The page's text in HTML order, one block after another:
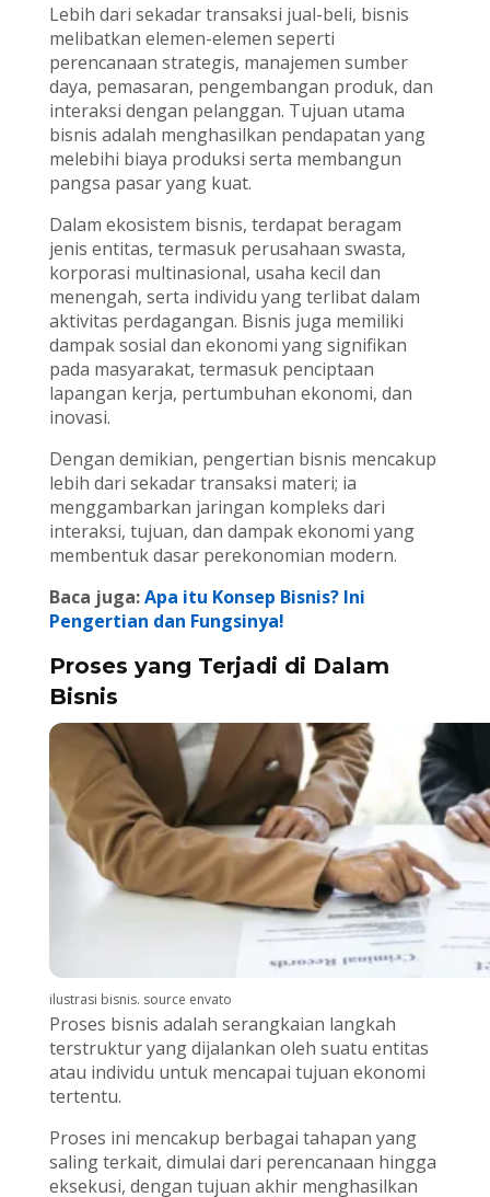
Lebih dari sekadar transaksi jual-beli, bisnis
melibatkan elemen-elemen seperti
perencanaan strategis, manajemen sumber
daya, pemasaran, pengembangan produk, dan
interaksi dengan pelanggan. Tujuan utama
bisnis adalah menghasilkan pendapatan yang
melebihi biaya produksi serta membangun
pangsa pasar yang kuat.
Dalam ekosistem bisnis, terdapat beragam
jenis entitas, termasuk perusahaan swasta,
korporasi multinasional, usaha kecil dan
menengah, serta individu yang terlibat dalam
aktivitas perdagangan. Bisnis juga memiliki
dampak sosial dan ekonomi yang signifikan
pada masyarakat, termasuk penciptaan
lapangan kerja, pertumbuhan ekonomi, dan
inovasi.
Dengan demikian, pengertian bisnis mencakup
lebih dari sekadar transaksi materi; ia
menggambarkan jaringan kompleks dari
interaksi, tujuan, dan dampak ekonomi yang
membentuk dasar perekonomian modern.
Baca juga:Apa itu Konsep Bisnis? Ini
Pengertian dan Fungsinya!
Proses yang Terjadi di Dalam
Bisnis
ilustrasi bisnis. source envato
Proses bisnis adalah serangkaian langkah
terstruktur yang dijalankan oleh suatu entitas
atau individu untuk mencapai tujuan ekonomi
tertentu.
Proses ini mencakup berbagai tahapan yang
saling terkait, dimulai dari perencanaan hingga
eksekusi, dengan tujuan akhir menghasilkan